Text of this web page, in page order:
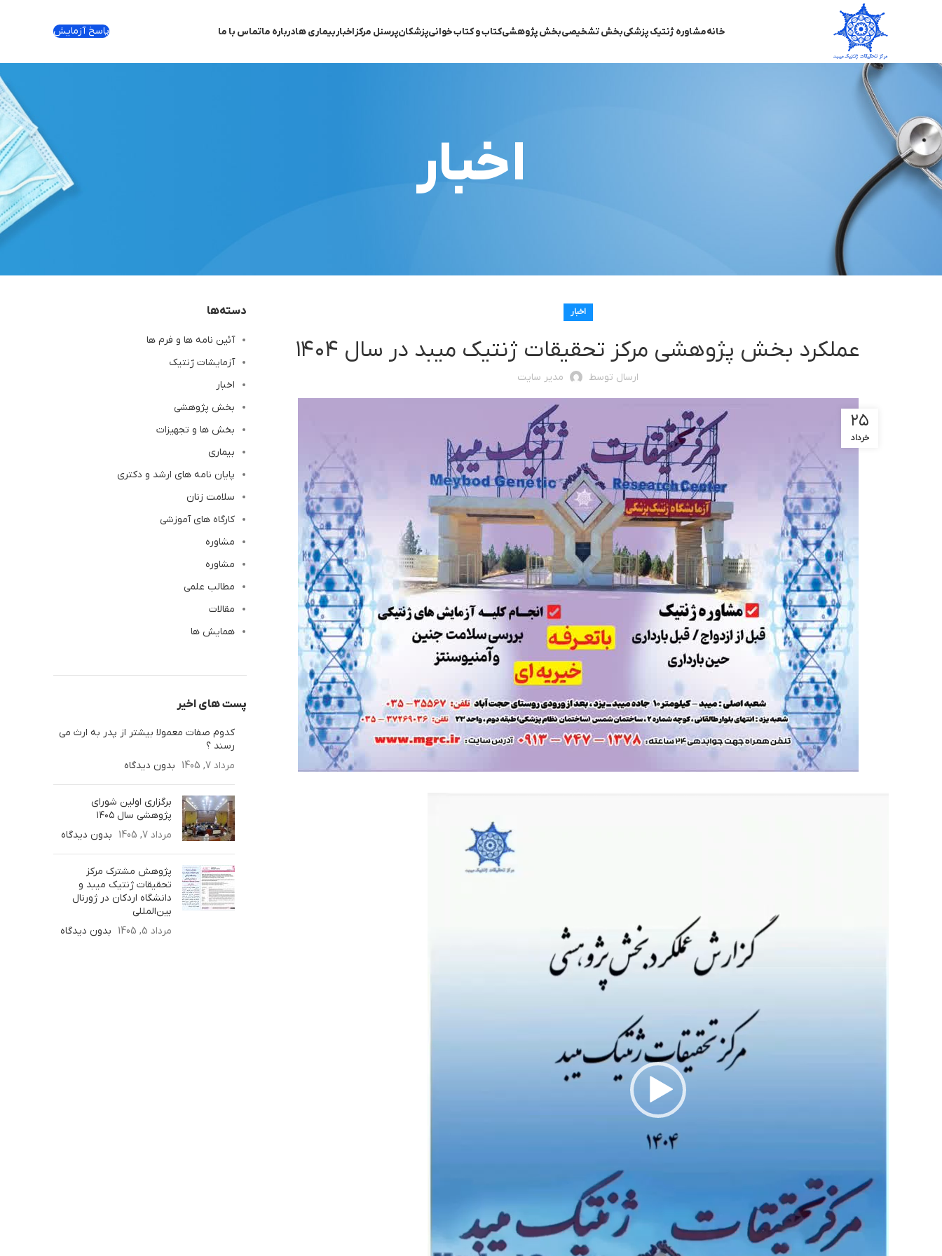
خانهمشاوره ژنتیک پزشکیبخش تشخیصیبخش پژوهشیکتاب و کتاب خوانیپزشکانپرسنل مرکزاخباربیماری هادرباره ماتماس با ما پاسخ آزمایش
اخبار
اخبار
عملکرد بخش پژوهشی مرکز تحقیقات ژنتیک میبد در سال ۱۴۰۴
ارسال توسط مدیر سایت
۲۵
خرداد
دسته‌ها
آئین نامه ها و فرم ها
آزمایشات ژنتیک
اخبار
بخش پژوهشی
بخش ها و تجهیزات
بیماری
پایان نامه های ارشد و دکتری
سلامت زنان
کارگاه های آموزشی
مشاوره
مشاوره
مطالب علمی
مقالات
همایش ها
پست های اخیر
کدوم صفات معمولا بیشتر از پدر به ارث‌ می
رسند ؟
مرداد 7, 1405
بدون دیدگاه
برگزاری اولین شورای
پژوهشی سال ۱۴۰۵
مرداد 7, 1405
بدون دیدگاه
پژوهش مشترک مرکز
تحقیقات ژنتیک میبد و
دانشگاه اردکان در ژورنال
بین‌المللی
مرداد 5, 1405
بدون دیدگاه